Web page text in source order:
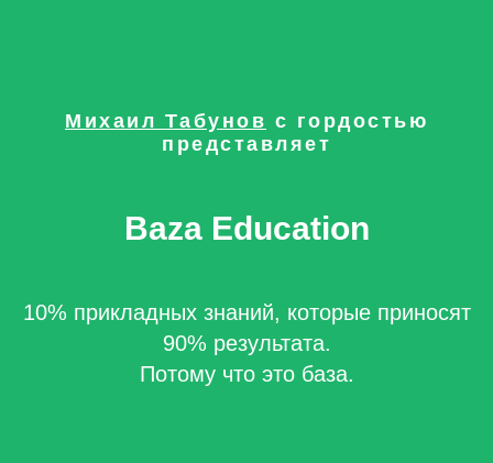
Михаил Табунов с гордостью
представляет
Baza Education
10% прикладных знаний, которые приносят
90% результата.
Потому что это база.